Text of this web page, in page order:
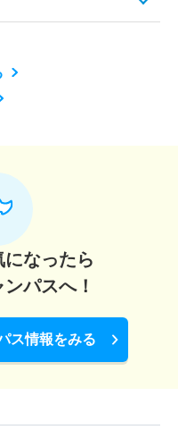
なったら
パスへ！
ス情報をみる